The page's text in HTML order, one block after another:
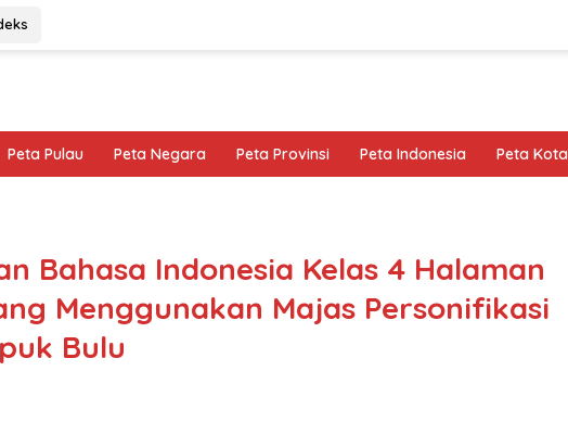
Peta Pulau Peta Negara Peta Provinsi Peta Indonesia Peta Kota
Bahasa Indonesia Kelas 4 Halaman
Menggunakan Majas Personifikasi
Bulu